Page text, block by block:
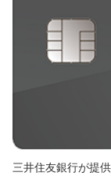
三井住友銀行が提